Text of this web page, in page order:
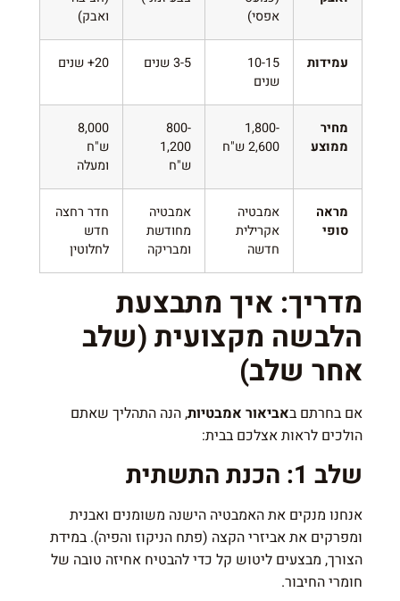
אפסי)
ואבק)
עמידות
10-15
שנים
3-5 שנים 20+ שנים
מחיר
ממוצע
1,800-
2,600 ש"ח
800-
1,200
ש"ח
8,000
ש"ח
ומעלה
מראה
סופי
אמבטיה
אקרילית
חדשה
אמבטיה
מחודשת
ומבריקה
חדר רחצה
חדש
לחלוטין
מדריך: איך מתבצעת
הלבשה מקצועית (שלב
אחר שלב)
אם בחרתם באביאור אמבטיות, הנה התהליך שאתם
הולכים לראות אצלכם בבית:
שלב 1: הכנת התשתית
אנחנו מנקים את האמבטיה הישנה משומנים ואבנית
ומפרקים את אביזרי הקצה (פתח הניקוז והפיה). במידת
הצורך, מבצעים ליטוש קל כדי להבטיח אחיזה טובה של
חומרי החיבור.